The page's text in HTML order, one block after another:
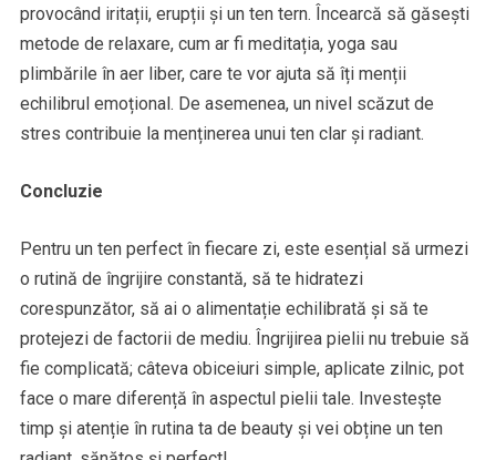
provocând iritații, erupții și un ten tern. Încearcă să găsești
metode de relaxare, cum ar fi meditația, yoga sau
plimbările în aer liber, care te vor ajuta să îți menții
echilibrul emoțional. De asemenea, un nivel scăzut de
stres contribuie la menținerea unui ten clar și radiant.
Concluzie
Pentru un ten perfect în fiecare zi, este esențial să urmezi
o rutină de îngrijire constantă, să te hidratezi
corespunzător, să ai o alimentație echilibrată și să te
protejezi de factorii de mediu. Îngrijirea pielii nu trebuie să
fie complicată; câteva obiceiuri simple, aplicate zilnic, pot
face o mare diferență în aspectul pielii tale. Investește
timp și atenție în rutina ta de beauty și vei obține un ten